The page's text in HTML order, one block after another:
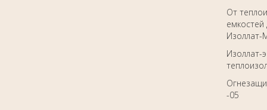
От
емкостей
Изоллат-
Изоллат-
-05